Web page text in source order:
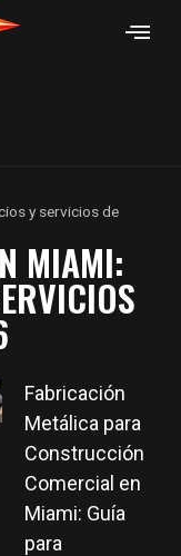
y servicios de
MIAMI:
Fabricación
Metálica para
Construcción
Comercial en
Miami: Guía
para